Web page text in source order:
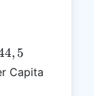
, 5
Capita